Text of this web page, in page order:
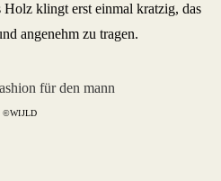
klingt erst einmal kratzig, das
angenehm zu tragen.
©WIJLD